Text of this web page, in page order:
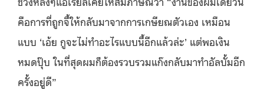
คือการที่ถูกจี้ให้กลับมาจากการเกษียณตัวเอง เหมือน
แบบ ‘เอ้ย กูจะไม่ทำอะไรแบบนี้อีกแล้วล่ะ’ แต่พอเงิน
หมดปุ๊บ ในที่สุดผมก็ต้องรวบรวมแก๊งกลับมาทำอัลบั้มอีก
ครั้งอยู่ดี”